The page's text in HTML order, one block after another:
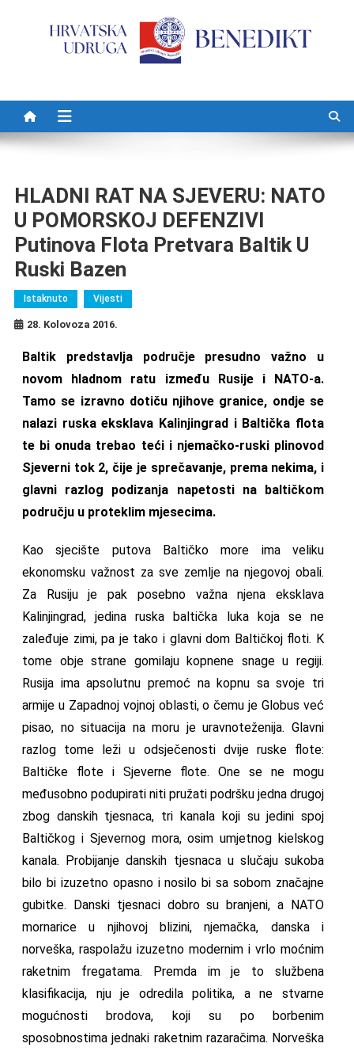
HLADNI RAT NA SJEVERU: NATO
U POMORSKOJ DEFENZIVI
Putinova Flota Pretvara Baltik U
Ruski Bazen
Istaknuto Vijesti
28. Kolovoza 2016.
Baltik predstavlja područje presudno važno u
novom hladnom ratu između Rusije i NATO-a.
Tamo se izravno dotiču njihove granice, ondje se
nalazi ruska eksklava Kalinjingrad i Baltička flota
te bi onuda trebao teći i njemačko-ruski plinovod
Sjeverni tok 2, čije je sprečavanje, prema nekima, i
glavni razlog podizanja napetosti na baltičkom
području u proteklim mjesecima.
Kao sjecište putova Baltičko more ima veliku
ekonomsku važnost za sve zemlje na njegovoj obali.
Za Rusiju je pak posebno važna njena eksklava
Kalinjingrad, jedina ruska baltička luka koja se ne
zaleđuje zimi, pa je tako i glavni dom Baltičkoj floti. K
tome obje strane gomilaju kopnene snage u regiji.
Rusija ima apsolutnu premoć na kopnu sa svoje tri
armije u Zapadnoj vojnoj oblasti, o čemu je Globus već
pisao, no situacija na moru je uravnoteženija. Glavni
razlog tome leži u odsječenosti dvije ruske flote:
Baltičke flote i Sjeverne flote. One se ne mogu
međusobno podupirati niti pružati podršku jedna drugoj
zbog danskih tjesnaca, tri kanala koji su jedini spoj
Baltičkog i Sjevernog mora, osim umjetnog kielskog
kanala. Probijanje danskih tjesnaca u slučaju sukoba
bilo bi izuzetno opasno i nosilo bi sa sobom značajne
gubitke. Danski tjesnaci dobro su branjeni, a NATO
mornarice u njihovoj blizini, njemačka, danska i
norveška, raspolažu izuzetno modernim i vrlo moćnim
raketnim fregatama. Premda im je to službena
klasifikacija, nju je odredila politika, a ne stvarne
mogućnosti brodova, koji su po borbenim
sposobnostima jednaki raketnim razaračima. Norveška